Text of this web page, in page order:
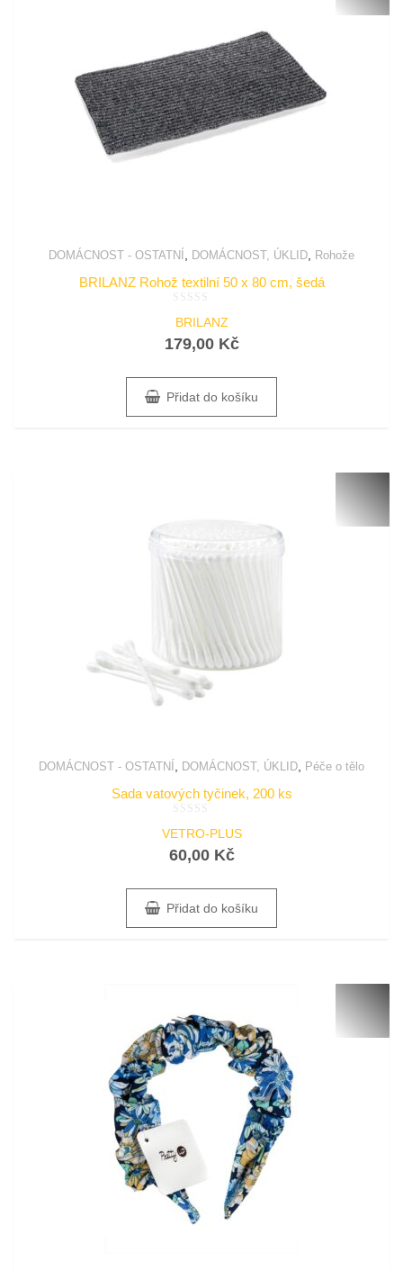
DOMÁCNOST - OSTATNÍ DOMÁCNOST, ÚKLID Rohože
BRILANZ Rohož textilní 50 x 80 cm, šedá
0
5
BRILANZ
179,00 Kč
Přidat do košíku
DOMÁCNOST - OSTATNÍ DOMÁCNOST, ÚKLID Péče o tělo
Sada vatových tyčinek, 200 ks
0
5
VETRO-PLUS
60,00 Kč
Přidat do košíku